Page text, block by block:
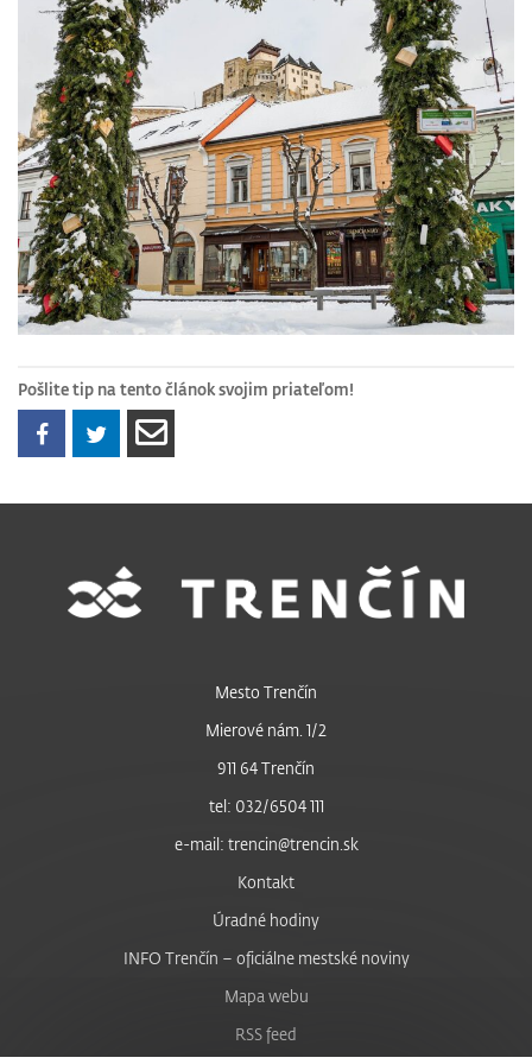
Pošlite tip na tento článok svojim priateľom!
Mesto Trenčín
Mierové nám. 1/2
911 64 Trenčín
tel: 032/6504 111
e-mail: trencin@trencin.sk
Kontakt
Úradné hodiny
INFO Trenčín – oficiálne mestské noviny
Mapa webu
RSS feed